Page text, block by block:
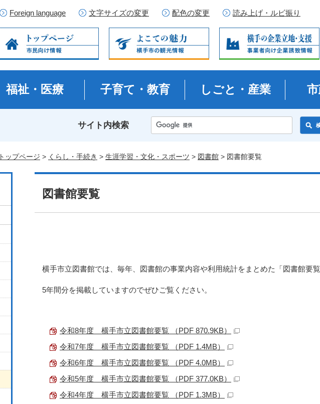
Foreign language 文字サイズの変更 配色の変更 読み上げ・ルビ振り
福祉・医療 子育て・教育 しごと・産業
サイト内検索
トップページ > くらし・手続き > 生涯学習・文化・スポーツ > 図書館 > 図書館要覧
図書館要覧
横手市立図書館では、毎年、図書館の事業内容や利用統計をまとめた「図書館要
5年間分を掲載していますのでぜひご覧ください。
令和8年度 横手市立図書館要覧 （PDF 870.9KB）
令和7年度 横手市立図書館要覧 （PDF 1.4MB）
令和6年度 横手市立図書館要覧 （PDF 4.0MB）
令和5年度 横手市立図書館要覧 （PDF 377.0KB）
令和4年度 横手市立図書館要覧 （PDF 1.3MB）